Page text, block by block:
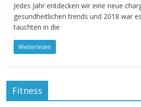
Jedes Jahr entdecken wir eine neue
gesundheitlichen trends und 2018 war
tauchten in die
Weiterlesen
Fitness